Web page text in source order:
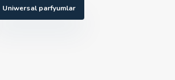
Uniwersal parfyumlar